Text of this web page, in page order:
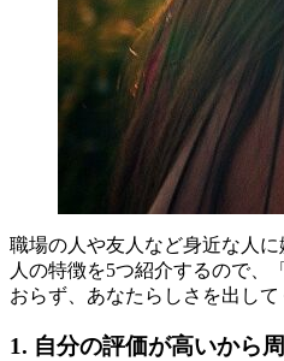
職場の人や友人など身近な人
人の特徴を5つ紹介するので、
おらず、あなたらしさを出し
1. 自分の評価が高いから